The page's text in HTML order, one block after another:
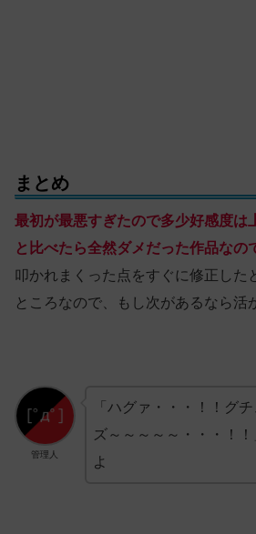
まとめ
最初が最悪すぎたので多少好感度は
と比べたら全然ダメだった作品なの
叩かれまくった点をすぐに修正した
ところなので、もし次があるなら活
管理人
「ハグァ・・・！！グ
ズ～～～～～・・・！
よ